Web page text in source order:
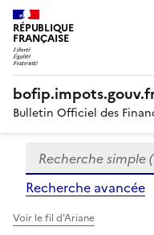
RÉPUBLIQUE
FRANÇAISE
Bulletin Officiel des
Formulaire
de
recherche
Recherche simple
Recherche avancée
Voir le fil d'Ariane